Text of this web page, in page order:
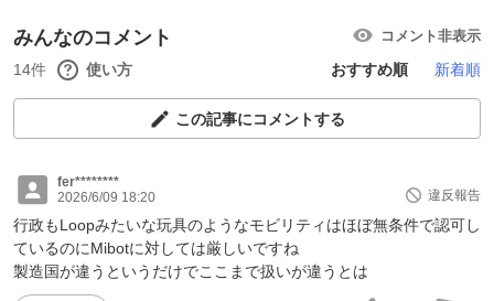
みんなのコメント コメント非表示
14件 使い方 おすすめ順 新着順
この記事にコメントする
fer********
2026/6/09 18:20
違反報告
行政もLoopみたいな玩具のようなモビリティはほぼ無条件で認可し
ているのにMibotに対しては厳しいですね
製造国が違うというだけでここまで扱いが違うとは